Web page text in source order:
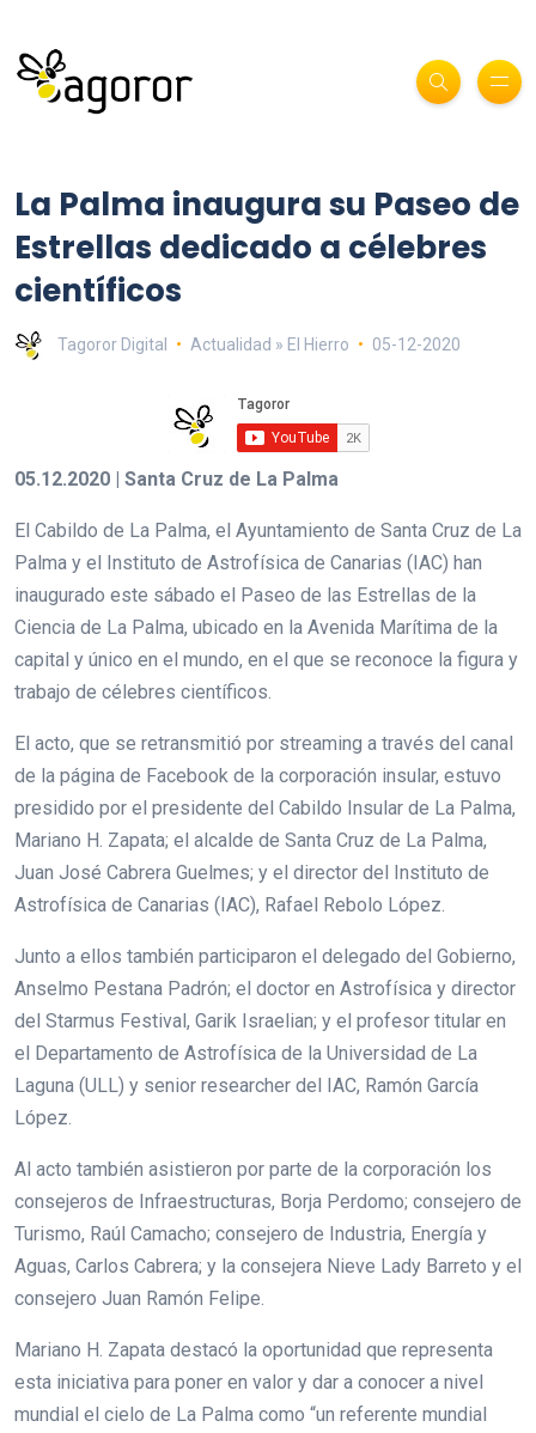
La Palma inaugura su Paseo de
Estrellas dedicado a célebres
científicos
Tagoror Digital Actualidad » El Hierro 05-12-2020
05.12.2020 | Santa Cruz de La Palma
El Cabildo de La Palma, el Ayuntamiento de Santa Cruz de La
Palma y el Instituto de Astrofísica de Canarias (IAC) han
inaugurado este sábado el Paseo de las Estrellas de la
Ciencia de La Palma, ubicado en la Avenida Marítima de la
capital y único en el mundo, en el que se reconoce la figura y
trabajo de célebres científicos.
El acto, que se retransmitió por streaming a través del canal
de la página de Facebook de la corporación insular, estuvo
presidido por el presidente del Cabildo Insular de La Palma,
Mariano H. Zapata; el alcalde de Santa Cruz de La Palma,
Juan José Cabrera Guelmes; y el director del Instituto de
Astrofísica de Canarias (IAC), Rafael Rebolo López.
Junto a ellos también participaron el delegado del Gobierno,
Anselmo Pestana Padrón; el doctor en Astrofísica y director
del Starmus Festival, Garik Israelian; y el profesor titular en
el Departamento de Astrofísica de la Universidad de La
Laguna (ULL) y senior researcher del IAC, Ramón García
López.
Al acto también asistieron por parte de la corporación los
consejeros de Infraestructuras, Borja Perdomo; consejero de
Turismo, Raúl Camacho; consejero de Industria, Energía y
Aguas, Carlos Cabrera; y la consejera Nieve Lady Barreto y el
consejero Juan Ramón Felipe.
Mariano H. Zapata destacó la oportunidad que representa
esta iniciativa para poner en valor y dar a conocer a nivel
mundial el cielo de La Palma como “un referente mundial